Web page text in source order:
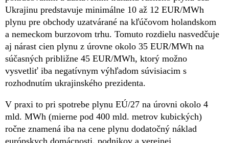
Ukrajinu predstavuje minimálne 10 až 12 EUR/MWh
plynu pre obchody uzatvárané na kľúčovom holandskom
a nemeckom burzovom trhu. Tomuto rozdielu nasvedčuje
aj nárast cien plynu z úrovne okolo 35 EUR/MWh na
súčasných približne 45 EUR/MWh, ktorý možno
vysvetliť iba negatívnym výhľadom súvisiacim s
rozhodnutím ukrajinského prezidenta.
V praxi to pri spotrebe plynu EÚ/27 na úrovni okolo 4
mld. MWh (mierne pod 400 mld. metrov kubických)
ročne znamená iba na cene plynu dodatočný náklad